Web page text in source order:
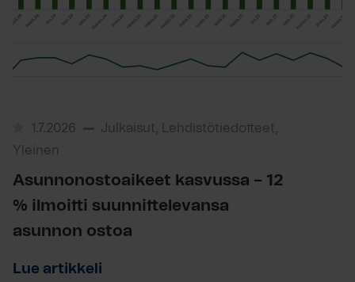
1.7.2026
Julkaisut, Lehdistötiedotteet,
Yleinen
Asunnonostoaikeet kasvussa – 12
% ilmoitti suunnittelevansa
asunnon ostoa
Lue artikkeli